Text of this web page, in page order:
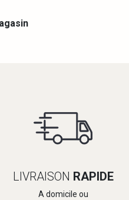
LIVRAISON RAPIDE
A domicile ou